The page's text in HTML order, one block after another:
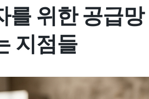
를 위한 공급
지점들